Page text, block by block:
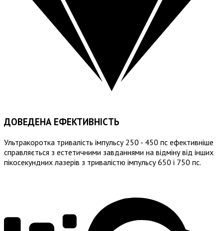
ДОВЕДЕНА ЕФЕКТИВНІСТЬ
Ультракоротка тривалість імпульсу 250 - 450 пс ефективніше
справляється з естетичними завданнями на відміну від інших
пікосекундних лазерів з тривалістю імпульсу 650 і 750 пс.